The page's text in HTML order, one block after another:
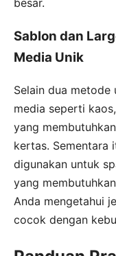
besar.
Sablon dan
Media Unik
Selain dua metode
media seperti
yang
kertas. Sementara
digunakan untuk
yang
Anda mengetahui
cocok dengan